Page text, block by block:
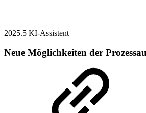
2025.5 KI-Assistent
Neue Möglichkeiten der